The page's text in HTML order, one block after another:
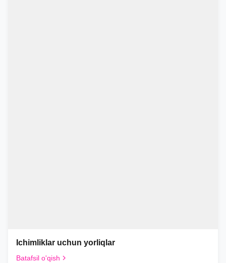
Ichimliklar uchun yorliqlar
Batafsil o'qish